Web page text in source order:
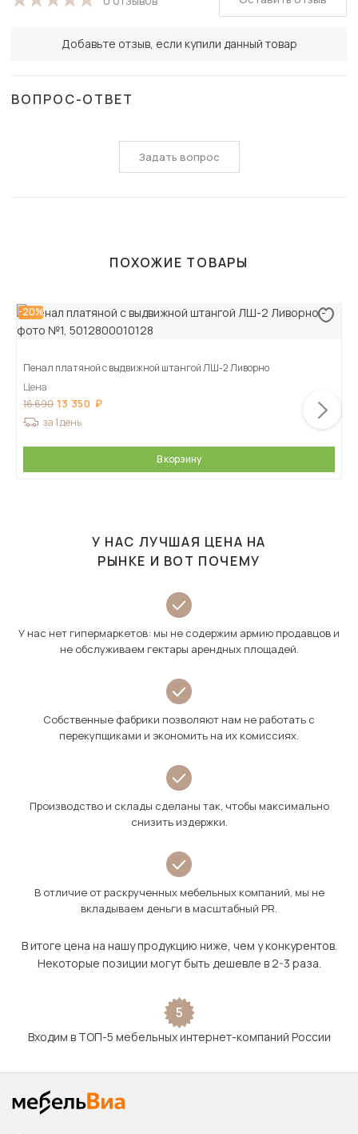
Добавьте отзыв, если купили данный товар
ВОПРОС-ОТВЕТ
Задать вопрос
ПОХОЖИЕ ТОВАРЫ
-20%
Пенал платяной с выдвижной штангой ЛШ-2 Ливорно
Цена
16 690 13 350
за 1 день
В корзину
У НАС ЛУЧШАЯ ЦЕНА НА
РЫНКЕ И ВОТ ПОЧЕМУ
У нас нет гипермаркетов: мы не содержим армию продавцов и
не обслуживаем гектары арендных площадей.
Собственные фабрики позволяют нам не работать с
перекупщиками и экономить на их комиссиях.
Производство и склады сделаны так, чтобы максимально
снизить издержки.
В отличие от раскрученных мебельных компаний, мы не
вкладываем деньги в масштабный PR.
В итоге цена на нашу продукцию ниже, чем у конкурентов.
Некоторые позиции могут быть дешевле в 2-3 раза.
5
Входим в ТОП-5 мебельных интернет-компаний России